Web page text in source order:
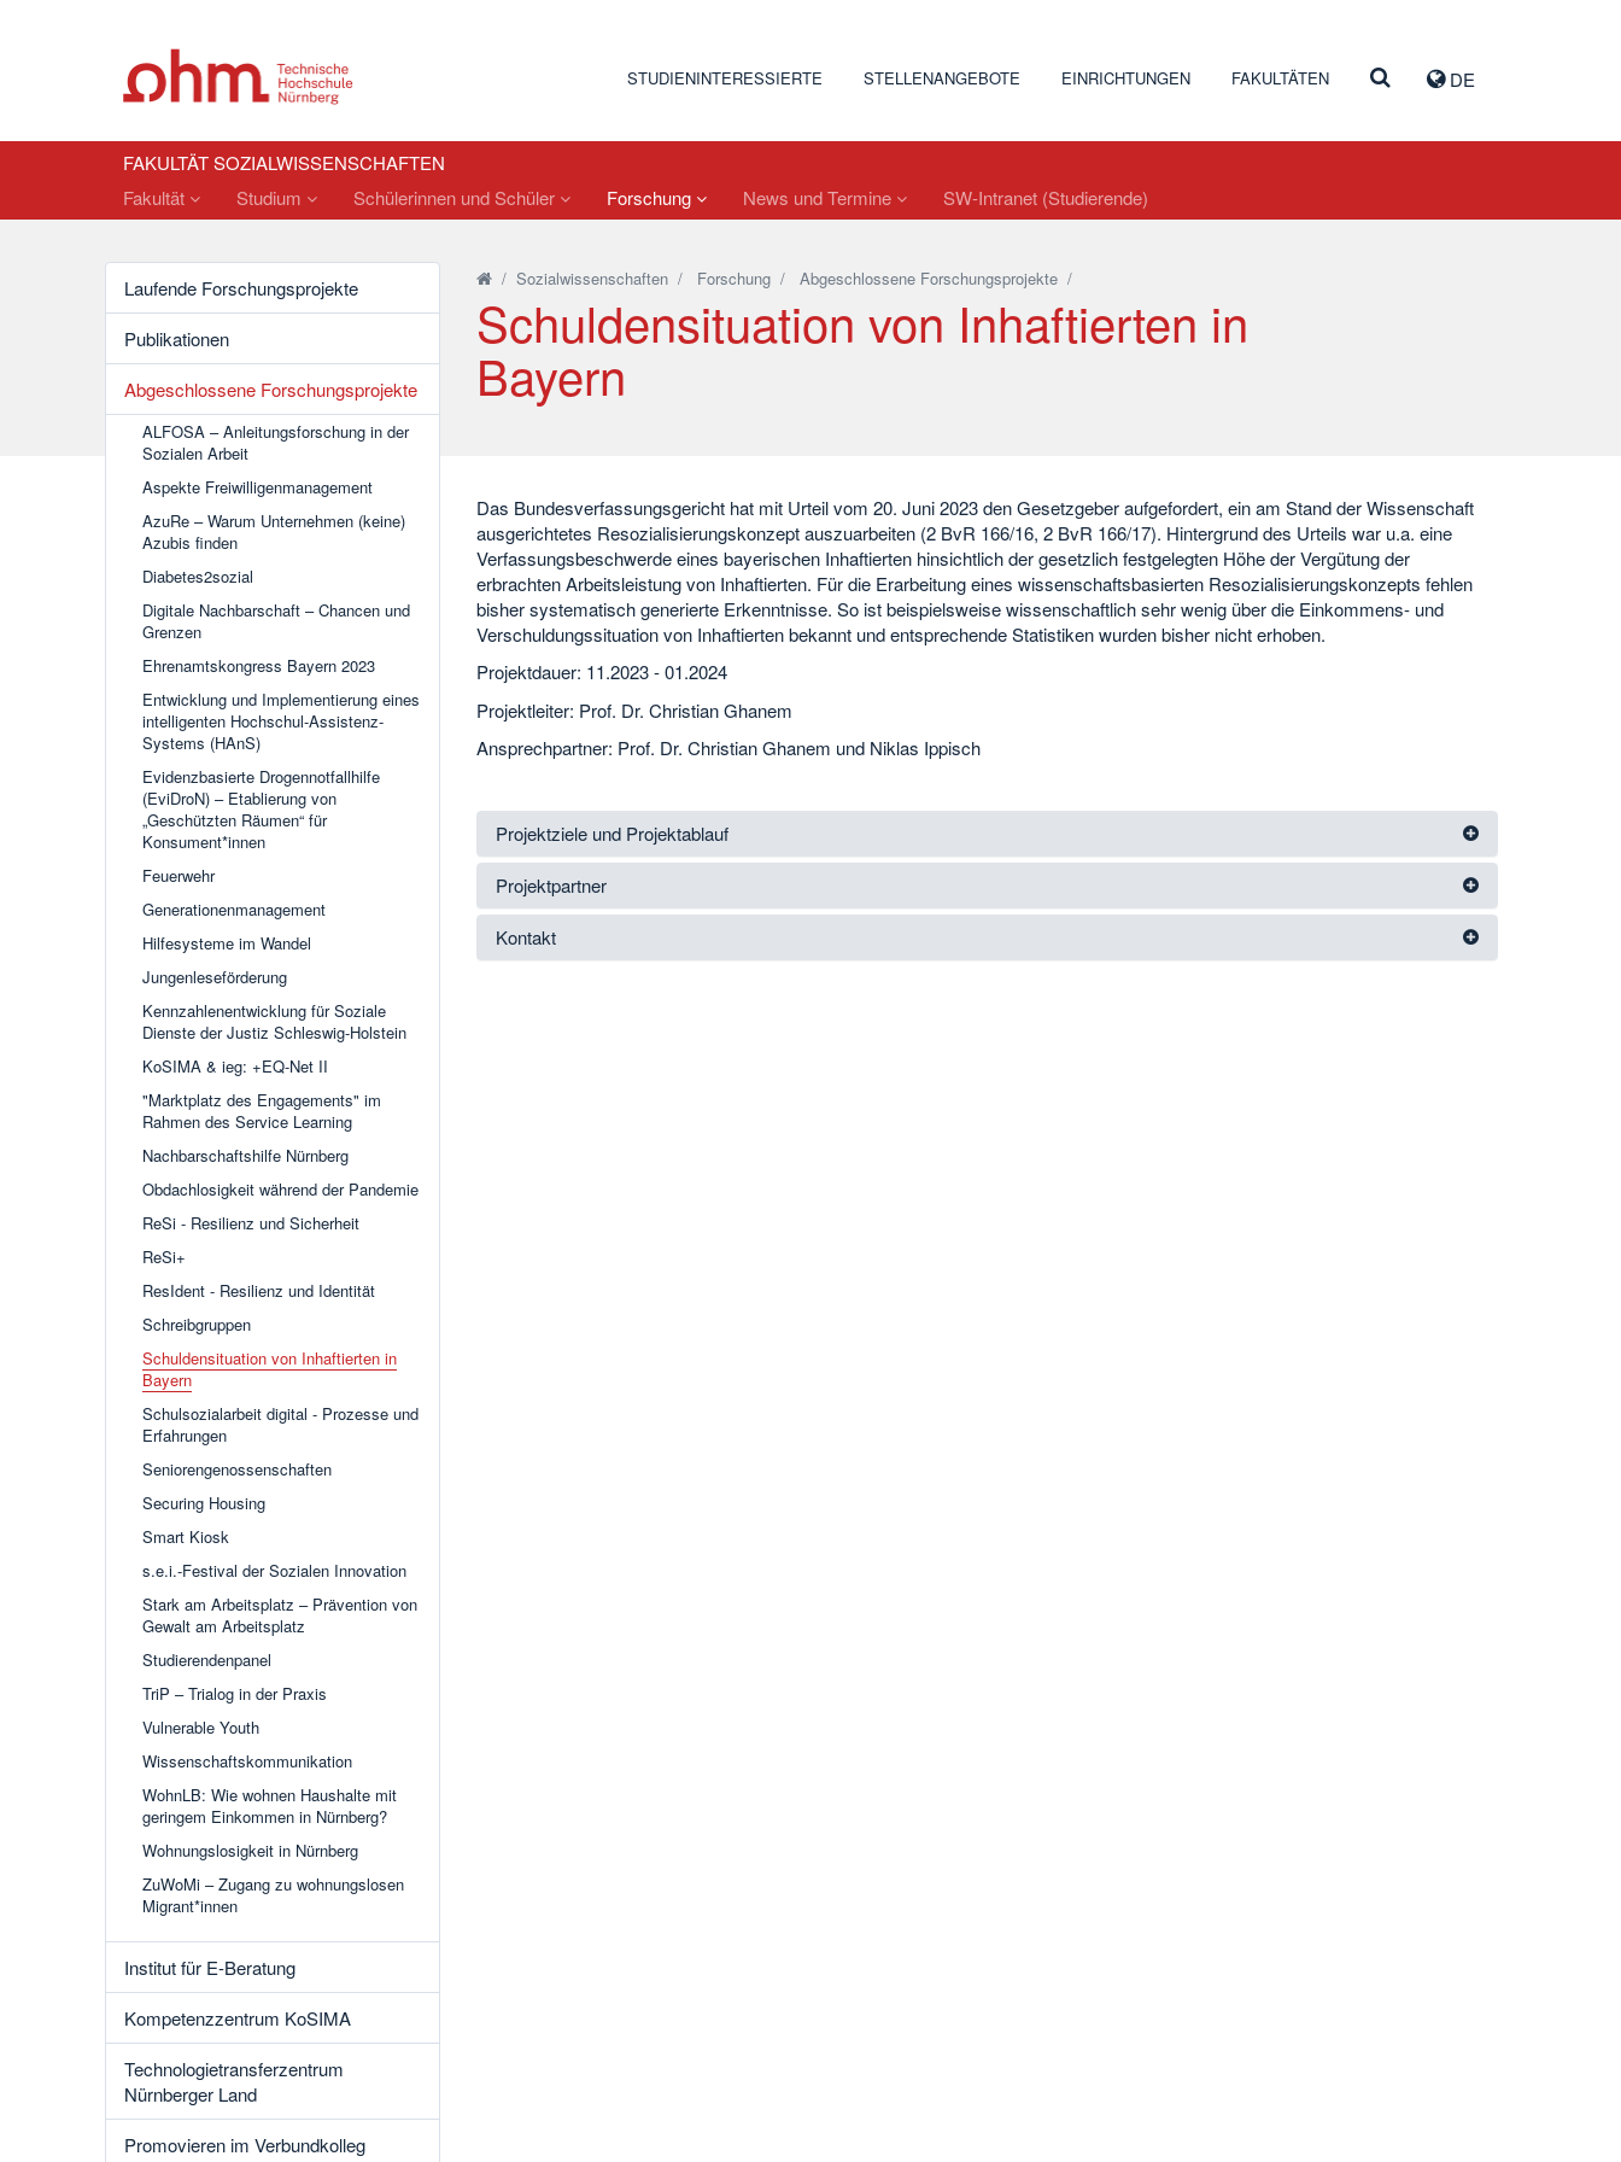
DE
STUDIENINTERESSIERTE STELLENANGEBOTE EINRICHTUNGEN FAKULTÄTEN
FAKULTÄT SOZIALWISSENSCHAFTEN
Fakultät
Studium Schülerinnen und Schüler Forschung News und Termine SW-Intranet (Studierende)
Laufende Forschungsprojekte
Publikationen
Abgeschlossene Forschungsprojekte
ALFOSA – Anleitungsforschung in der
Sozialen Arbeit
Aspekte Freiwilligenmanagement
AzuRe – Warum Unternehmen (keine)
Azubis finden
Diabetes2sozial
Digitale Nachbarschaft – Chancen und
Grenzen
Ehrenamtskongress Bayern 2023
Entwicklung und Implementierung eines
intelligenten Hochschul-Assistenz-
Systems (HAnS)
Evidenzbasierte Drogennotfallhilfe
(EviDroN) – Etablierung von
„Geschützten Räumen“ für
Konsument*innen
Feuerwehr
Generationenmanagement
Hilfesysteme im Wandel
Jungenleseförderung
Kennzahlenentwicklung für Soziale
Dienste der Justiz Schleswig-Holstein
KoSIMA & ieg: +EQ-Net II
"Marktplatz des Engagements" im
Rahmen des Service Learning
Nachbarschaftshilfe Nürnberg
Obdachlosigkeit während der Pandemie
ReSi - Resilienz und Sicherheit
ReSi+
ResIdent - Resilienz und Identität
Schreibgruppen
Schuldensituation von Inhaftierten in
Bayern
Schulsozialarbeit digital - Prozesse und
Erfahrungen
Seniorengenossenschaften
Securing Housing
Smart Kiosk
s.e.i.-Festival der Sozialen Innovation
Stark am Arbeitsplatz – Prävention von
Gewalt am Arbeitsplatz
Studierendenpanel
TriP – Trialog in der Praxis
Vulnerable Youth
Wissenschaftskommunikation
WohnLB: Wie wohnen Haushalte mit
geringem Einkommen in Nürnberg?
Wohnungslosigkeit in Nürnberg
ZuWoMi – Zugang zu wohnungslosen
Migrant*innen
Institut für E-Beratung
Kompetenzzentrum KoSIMA
Technologietransferzentrum
Nürnberger Land
Promovieren im Verbundkolleg
/ Sozialwissenschaften/ Forschung/ Abgeschlossene Forschungsprojekte/
Schuldensituation von Inhaftierten in
Bayern
Das Bundesverfassungsgericht hat mit Urteil vom 20. Juni 2023 den Gesetzgeber aufgefordert, ein am Stand der Wissenschaft
ausgerichtetes Resozialisierungskonzept auszuarbeiten (2 BvR 166/16, 2 BvR 166/17). Hintergrund des Urteils war u.a. eine
Verfassungsbeschwerde eines bayerischen Inhaftierten hinsichtlich der gesetzlich festgelegten Höhe der Vergütung der
erbrachten Arbeitsleistung von Inhaftierten. Für die Erarbeitung eines wissenschaftsbasierten Resozialisierungskonzepts fehlen
bisher systematisch generierte Erkenntnisse. So ist beispielsweise wissenschaftlich sehr wenig über die Einkommens- und
Verschuldungssituation von Inhaftierten bekannt und entsprechende Statistiken wurden bisher nicht erhoben.
Projektdauer: 11.2023 - 01.2024
Projektleiter: Prof. Dr. Christian Ghanem
Ansprechpartner: Prof. Dr. Christian Ghanem und Niklas Ippisch
Projektziele und Projektablauf
Projektpartner
Kontakt